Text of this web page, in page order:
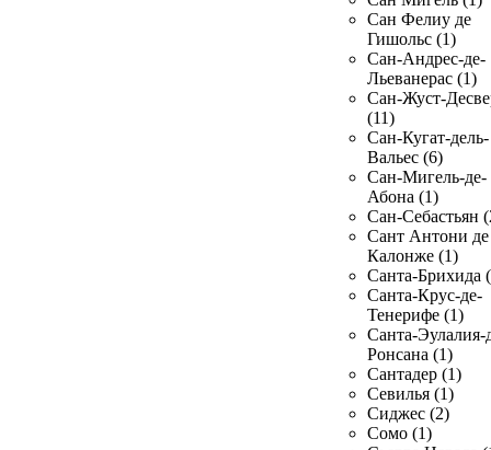
Сан Фелиу де
Гишольс (1)
Сан-Андрес-де-
Льеванерас (1)
Сан-Жуст-
(11)
Сан-Кугат-дель-
Вальес (6)
Сан-Мигель-де-
Абона (1)
Сан-Себастьян
Сант Антони де
Калонже (1)
Санта-Брихида
Санта-Крус-де-
Тенерифе (1)
Санта-Эулалия-
Ронсана (1)
Сантадер (1)
Севилья (1)
Сиджес (2)
Сомо (1)